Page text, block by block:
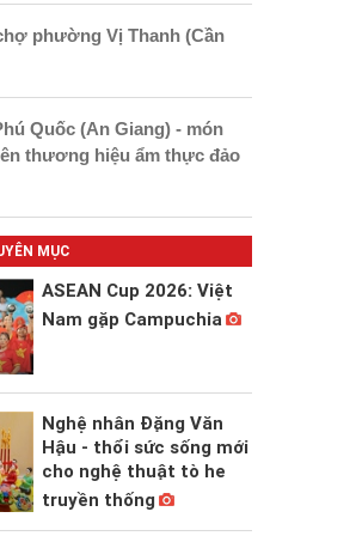
phường Vị Thanh (Cần
Quốc (An Giang) - món
thương hiệu ẩm thực đảo
MỤC
ASEAN Cup 2026: Việt
Nam gặp Campuchia
Nghệ nhân Đặng Văn
Hậu - thổi sức sống mới
cho nghệ thuật tò he
truyền thống